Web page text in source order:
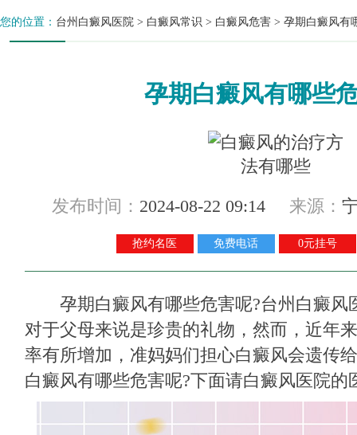
您的位置： 台州白癜风医院 > 白癜风常识 > 白癜风危害 > 孕期白癜风有
孕期白癜风有哪些
发布时间： 2024-08-22 09:14 来源：
抢约名医 免费电话 0元挂号
孕期白癜风有哪些危害呢?台州白癜风
对于父母来说是珍贵的礼物，然而，近年
率有所增加，准妈妈们担心白癜风会遗传
白癜风有哪些危害呢?下面请白癜风医院的